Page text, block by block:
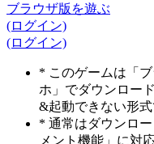
ブラウザ版を遊ぶ
(ログイン)
(ログイン)
* このゲームは「
ホ」でダウンロー
&起動できない形式
* 通常はダウンロ
メント機能」に対